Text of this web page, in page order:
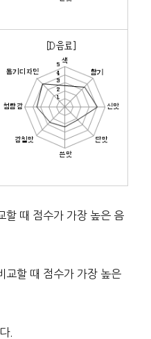
할 때 점수가 가장 높은 음
교할 때 점수가 가장 높은
.